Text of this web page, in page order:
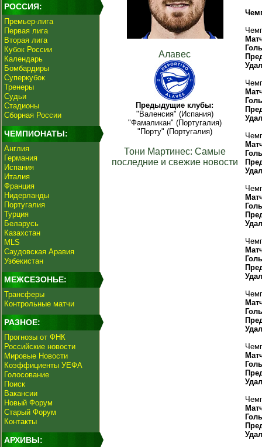
РОССИЯ:
Премьер-лига
Первая лига
Вторая лига
Кубок России
Календарь
Бомбардиры
Суперкубок
Тренеры
Судьи
Стадионы
Сборная России
ЧЕМПИОНАТЫ:
Англия
Германия
Испания
Италия
Франция
Нидерланды
Португалия
Турция
Беларусь
Казахстан
MLS
Саудовская Аравия
Узбекистан
МЕЖСЕЗОНЬЕ:
Трансферы
Контрольные матчи
РАЗНОЕ:
Прогнозы от ФНК
Российские новости
Мировые Новости
Коэффициенты УЕФА
Голосование
Поиск
Вакансии
Новый Форум
Старый Форум
Контакты
АРХИВЫ:
Алавес
Предыдущие клубы:
"Валенсия" (Испания)
"Фамаликан" (Португалия)
"Порту" (Португалия)
Тони Мартинес: Самые
последние и свежие новости